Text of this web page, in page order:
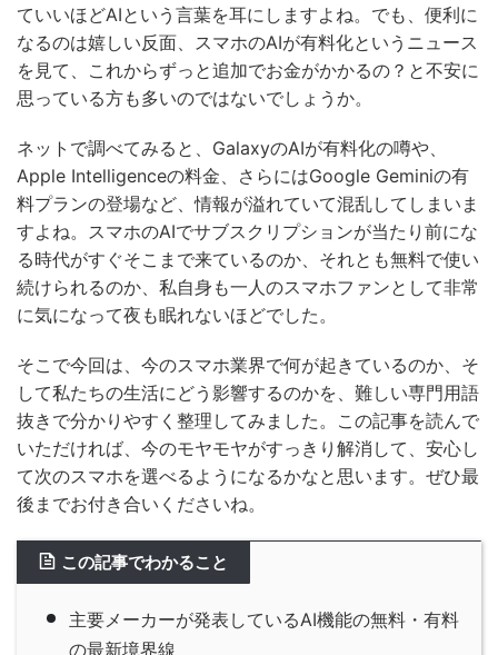
ていいほどAIという言葉を耳にしますよね。でも、便利に
なるのは嬉しい反面、スマホのAIが有料化というニュース
を見て、これからずっと追加でお金がかかるの？と不安に
思っている方も多いのではないでしょうか。
ネットで調べてみると、GalaxyのAIが有料化の噂や、
Apple Intelligenceの料金、さらにはGoogle Geminiの有
料プランの登場など、情報が溢れていて混乱してしまいま
すよね。スマホのAIでサブスクリプションが当たり前にな
る時代がすぐそこまで来ているのか、それとも無料で使い
続けられるのか、私自身も一人のスマホファンとして非常
に気になって夜も眠れないほどでした。
そこで今回は、今のスマホ業界で何が起きているのか、そ
して私たちの生活にどう影響するのかを、難しい専門用語
抜きで分かりやすく整理してみました。この記事を読んで
いただければ、今のモヤモヤがすっきり解消して、安心し
て次のスマホを選べるようになるかなと思います。ぜひ最
後までお付き合いくださいね。
この記事でわかること
主要メーカーが発表しているAI機能の無料・有料
の最新境界線